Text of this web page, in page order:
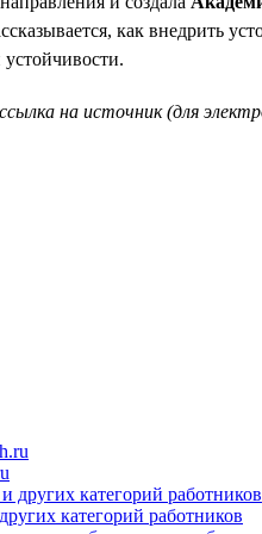
как внедрить
устойчивости.
на источник (для
категорий работников